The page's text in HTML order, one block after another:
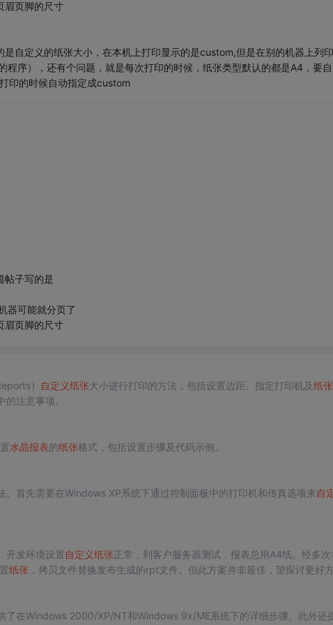
眉页脚的尺寸
自定义的纸张大小，在本机上打印显示的是custom,但是在别的机器上列
程序），还有个问题，就是每次打印的时候，纸张类型默认的都是A4，要
印的时候自动指定成custom
帖子写的是
器可能就分页了
眉页脚的尺寸
） 自定义纸张大小进行打印的方法，包括设置边距、指定打印机及纸张
注意事项。
水晶报表的纸张格式，包括设置步骤及代码示例。
。首先需要在Windows XP系统下通过控制面板中的打印机和传真选项来 自
。开发环境设置自定义纸张正常，到客户服务器测试，报表总用A4纸。经多次
纸张 ，拷贝文件替换发布生成的rpt文件。但此方案并非最佳，望探讨更好
了在Windows 2000/XP/NT和Windows 9x/ME系统下的详细步骤。此外还